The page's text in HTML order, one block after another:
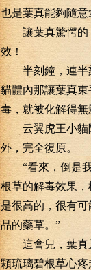
也是葉真能夠隨意
讓葉真驚愕的，
效！
半刻鐘，連半刻
貓體內那讓葉真
毒，就被化解得無
云翼虎王小貓除
外，完全復原。
“看來，倒是我
根草的解毒效果
是很高的，很有
品的藥草。”
這會兒，葉真又
顆琉璃碧根草心